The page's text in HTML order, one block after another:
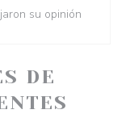
DE
su opinión